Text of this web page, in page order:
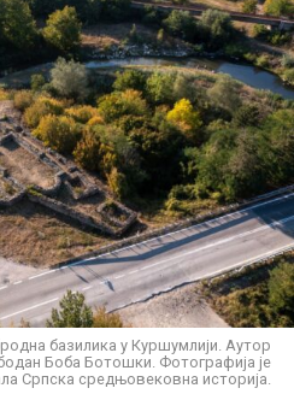
базилика у Куршумлији. Аутор
Боба Ботошки. Фотографија је
Српска средњовековна историја.